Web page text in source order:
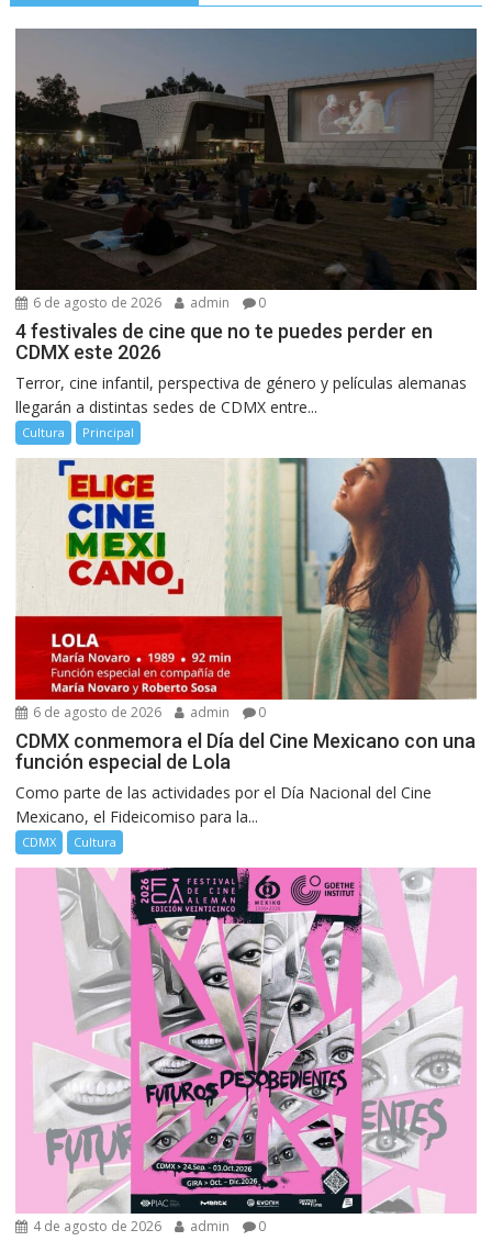
6 de agosto de 2026 admin 0
4 festivales de cine que no te puedes perder en
CDMX este 2026
Terror, cine infantil, perspectiva de género y películas alemanas
llegarán a distintas sedes de CDMX entre...
Cultura Principal
6 de agosto de 2026 admin 0
CDMX conmemora el Día del Cine Mexicano con una
función especial de Lola
Como parte de las actividades por el Día Nacional del Cine
Mexicano, el Fideicomiso para la...
CDMX Cultura
4 de agosto de 2026 admin 0